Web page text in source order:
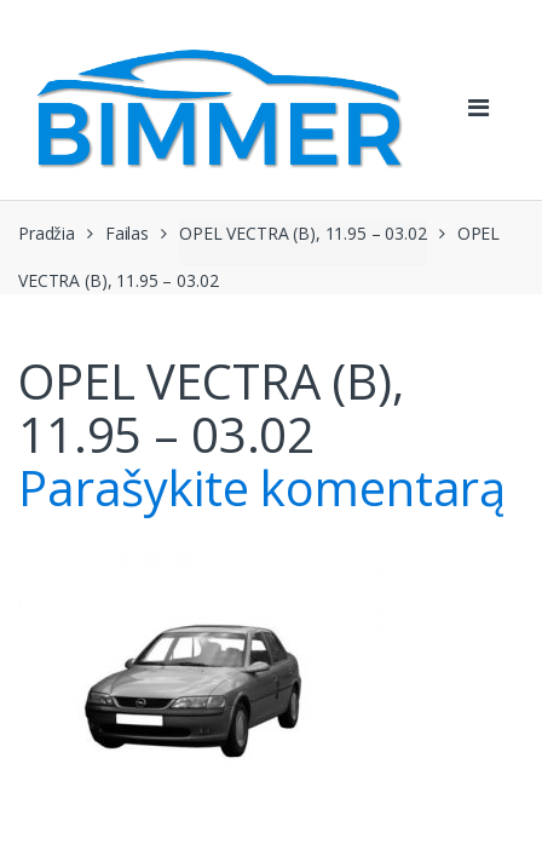
navigacijos
Pradžia Failas OPEL VECTRA (B), 11.95 – 03.02 OPEL
VECTRA (B), 11.95 – 03.02
OPEL VECTRA (B),
11.95 – 03.02
Parašykite komentarą